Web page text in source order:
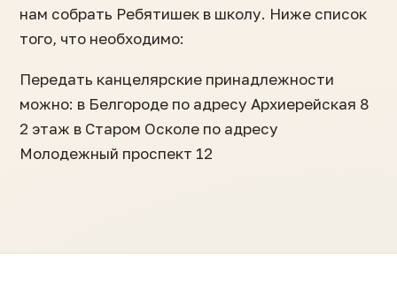
нам собрать Ребятишек в школу. Ниже список
того, что необходимо:
Передать канцелярские принадлежности
можно: в Белгороде по адресу Архиерейская 8
2 этаж в Старом Осколе по адресу
Молодежный проспект 12